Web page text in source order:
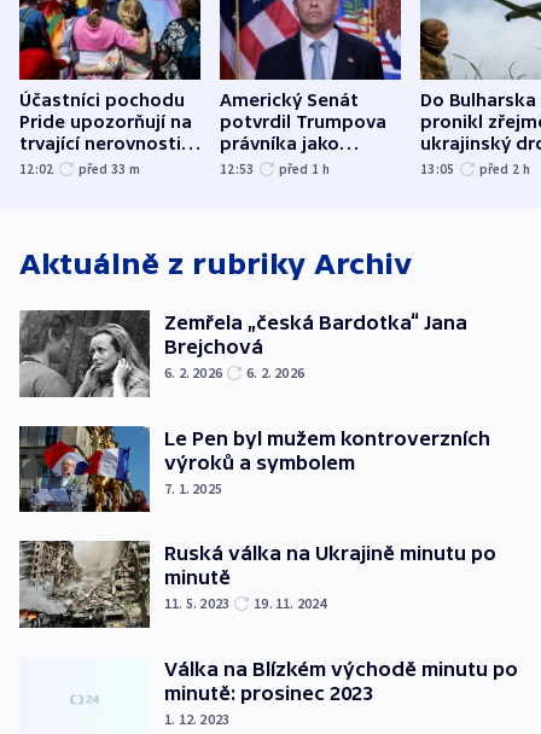
Účastníci pochodu
Pride upozorňují na
trvající nerovnosti i
společenskou
12:02 před 33 m
Americký Senát
potvrdil Trumpova
právníka jako
ministra
12:53 před 1 h
Do Bulharska
pronikl
ukrajinský
explodoval
13:05 před 2 h
Aktuálně z rubriky Archiv
Zemřela „česká Bardotka“ Jana
Brejchová
6. 2. 2026 6. 2. 2026
Le Pen byl mužem kontroverzních
výroků a symbolem
7. 1. 2025
Ruská válka na Ukrajině minutu po
minutě
11. 5. 2023 19. 11. 2024
Válka na Blízkém východě minutu po
minutě: prosinec 2023
1. 12. 2023